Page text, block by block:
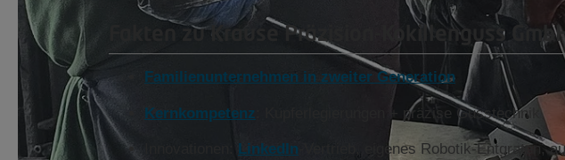
Fakten zu Krause Präzision-Kokillenguss
Familienunternehmen in zweiter Generation
Kernkompetenz : Kupferlegierungen + präzise Gusstechnik
LinkedIn -Vertrieb, eigenes Robotik-Entgraten,